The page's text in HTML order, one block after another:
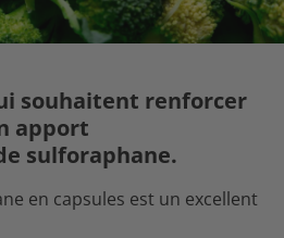
souhaitent renforcer
apport
sulforaphane.
en capsules est un excellent